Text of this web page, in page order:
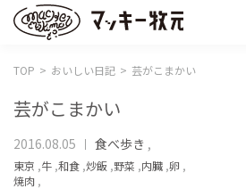
TOP おいしい日記 芸がこまかい
芸がこまかい
2016.08.05 食べ歩き ,
東京 ,牛 ,和食 ,炒飯 ,野菜 ,内臓 ,卵 ,
焼肉 ,